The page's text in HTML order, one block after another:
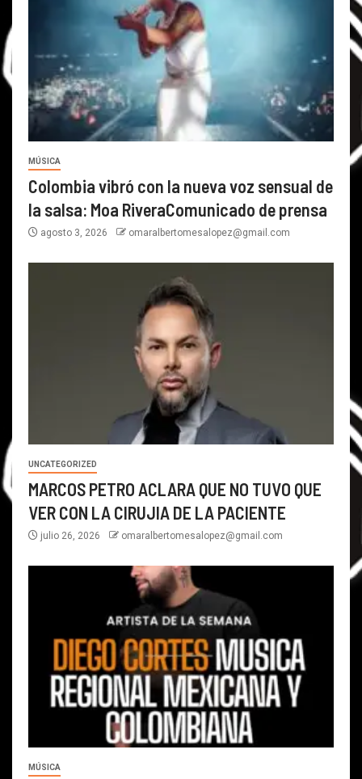
MÚSICA
Colombia vibró con la nueva voz sensual de
la salsa: Moa RiveraComunicado de prensa
agosto 3, 2026 omaralbertomesalopez@gmail.com
UNCATEGORIZED
MARCOS PETRO ACLARA QUE NO TUVO QUE
VER CON LA CIRUJIA DE LA PACIENTE
julio 26, 2026 omaralbertomesalopez@gmail.com
MÚSICA